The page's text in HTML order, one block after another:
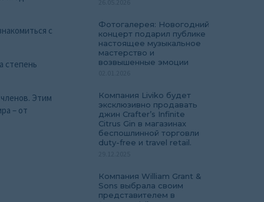
с
степень
Этим
– от
Фотогалерея: Новогодний
концерт подарил публике
настоящее музыкальное
мастерство и
возвышенные эмоции
Компания Liviko будет
эксклюзивно продавать
джин Crafter’s Infinite
Citrus Gin в магазинах
беспошлинной торговли
duty-free и travel retail.
Компания William Grant &
Sons выбрала своим
представителем в